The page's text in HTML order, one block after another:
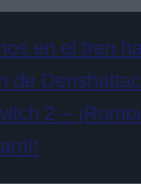
en el tren
de
2 –